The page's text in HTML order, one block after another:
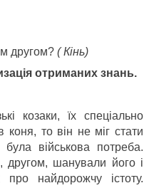
другом? ( Кінь)
отриманих знань.
козаки, їх спеціально
то він не міг стати
військова потреба.
другом, шанували його і
найдорожчу істоту.